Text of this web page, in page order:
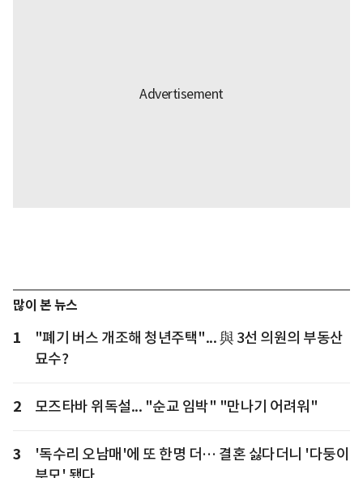
많이 본 뉴스
1
"폐기 버스 개조해 청년주택"... 與 3선 의원의 부동산
묘수?
2 모즈타바 위독설... "순교 임박" "만나기 어려워"
3
'독수리 오남매'에 또 한명 더… 결혼 싫다더니 '다둥이